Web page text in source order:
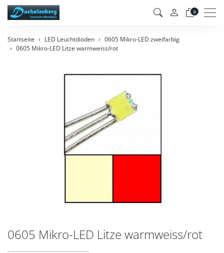
0
Startseite LED Leuchtdioden
0605 Mikro-LED zweifarbig
0605 Mikro-LED Litze warmweiss/rot
0605 Mikro-LED Litze warmweiss/rot